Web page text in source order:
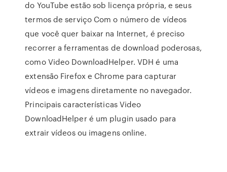
do YouTube estão sob licença própria, e seus
termos de serviço Com o número de vídeos
que você quer baixar na Internet, é preciso
recorrer a ferramentas de download poderosas,
como Video DownloadHelper. VDH é uma
extensão Firefox e Chrome para capturar
vídeos e imagens diretamente no navegador.
Principais características Video
DownloadHelper é um plugin usado para
extrair vídeos ou imagens online.